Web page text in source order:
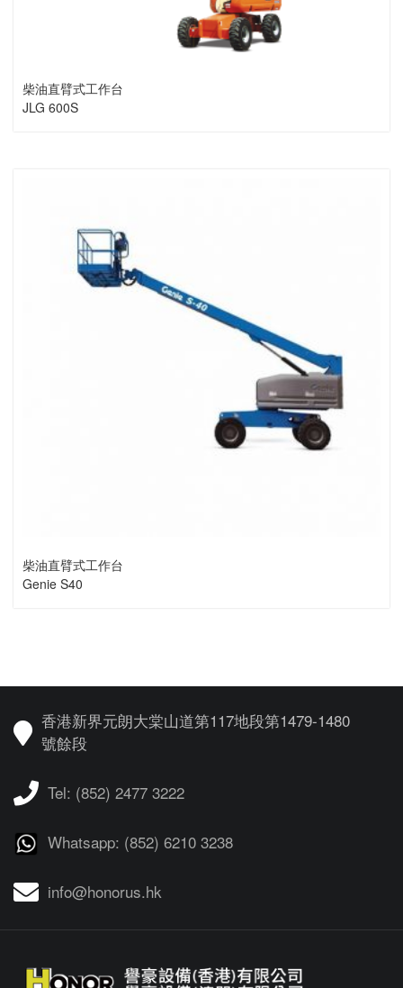
柴油直臂式工作台
JLG 600S
柴油直臂式工作台
Genie S40
香港新界元朗大棠山道第117地段第1479-1480
號餘段
Tel: (852) 2477 3222
Whatsapp: (852) 6210 3238
info@honorus.hk